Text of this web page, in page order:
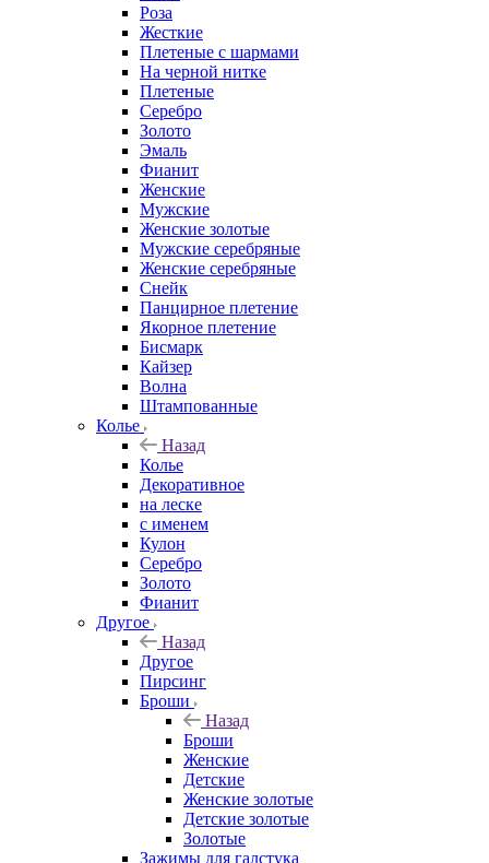
Роза
Жесткие
Плетеные с шармами
На черной нитке
Плетеные
Серебро
Золото
Эмаль
Фианит
Женские
Мужские
Женские золотые
Мужские серебряные
Женские серебряные
Снейк
Панцирное плетение
Якорное плетение
Бисмарк
Кайзер
Волна
Штампованные
Колье
Назад
Колье
Декоративное
на леске
с именем
Кулон
Серебро
Золото
Фианит
Другое
Назад
Другое
Пирсинг
Броши
Назад
Броши
Женские
Детские
Женские золотые
Детские золотые
Золотые
Зажимы для галстука